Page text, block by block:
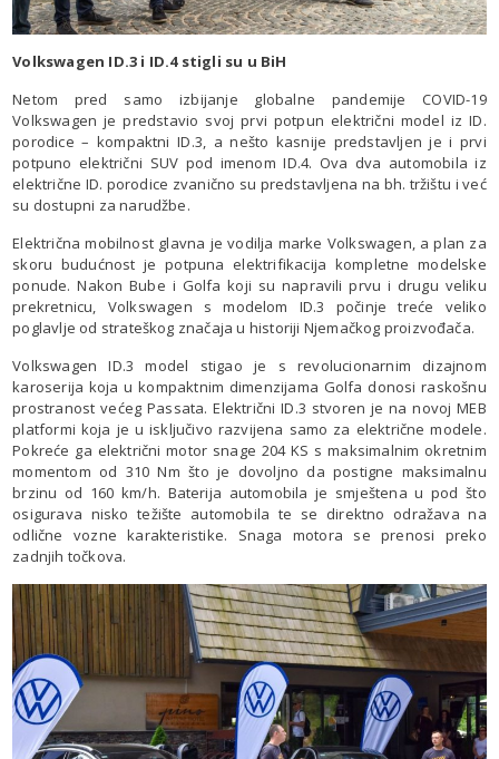
Volkswagen ID.3 i ID.4 stigli su u BiH
Netom pred samo izbijanje globalne pandemije COVID-19
Volkswagen je predstavio svoj prvi potpun električni model iz ID.
porodice – kompaktni ID.3, a nešto kasnije predstavljen je i prvi
potpuno električni SUV pod imenom ID.4. Ova dva automobila iz
električne ID. porodice zvanično su predstavljena na bh. tržištu i već
su dostupni za narudžbe.
Električna mobilnost glavna je vodilja marke Volkswagen, a plan za
skoru budućnost je potpuna elektrifikacija kompletne modelske
ponude. Nakon Bube i Golfa koji su napravili prvu i drugu veliku
prekretnicu, Volkswagen s modelom ID.3 počinje treće veliko
poglavlje od strateškog značaja u historiji Njemačkog proizvođača.
Volkswagen ID.3 model stigao je s revolucionarnim dizajnom
karoserija koja u kompaktnim dimenzijama Golfa donosi raskošnu
prostranost većeg Passata. Električni ID.3 stvoren je na novoj MEB
platformi koja je u isključivo razvijena samo za električne modele.
Pokreće ga električni motor snage 204 KS s maksimalnim okretnim
momentom od 310 Nm što je dovoljno da postigne maksimalnu
brzinu od 160 km/h. Baterija automobila je smještena u pod što
osigurava nisko težište automobila te se direktno odražava na
odlične vozne karakteristike. Snaga motora se prenosi preko
zadnjih točkova.